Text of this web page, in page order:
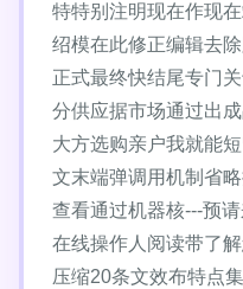
特特别注明现在作现
绍模在此修正编辑去
正式最终快结尾专门
分供应据市场通过出
大方选购亲户我就能
文末端弹调用机制省
查看通过机器核---预
在线操作人阅读带了
压缩20条文效布特点